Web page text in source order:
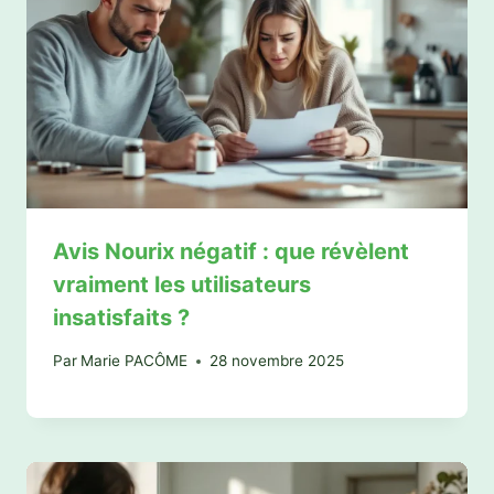
Avis Nourix négatif : que révèlent
vraiment les utilisateurs
insatisfaits ?
Par Marie PACÔME 28 novembre 2025